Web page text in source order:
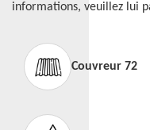
informations, veuillez lui
Couvreur 72